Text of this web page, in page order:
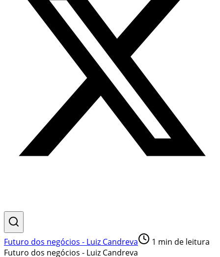
Futuro dos negócios - Luiz Candreva 1 min de leitura
Futuro dos negócios - Luiz Candreva